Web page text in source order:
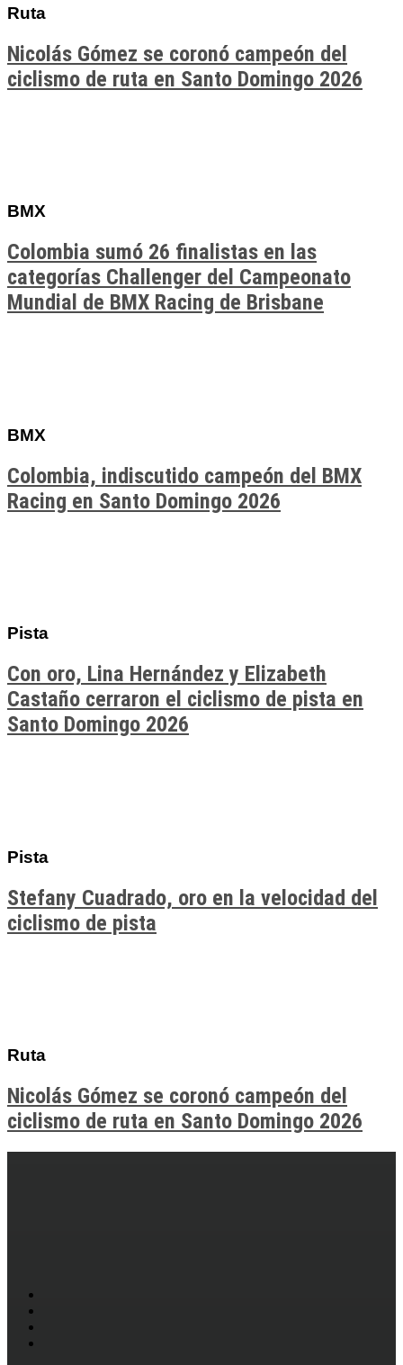
Ruta
Nicolás Gómez se coronó campeón del
ciclismo de ruta en Santo Domingo 2026
BMX
Colombia sumó 26 finalistas en las
categorías Challenger del Campeonato
Mundial de BMX Racing de Brisbane
BMX
Colombia, indiscutido campeón del BMX
Racing en Santo Domingo 2026
Pista
Con oro, Lina Hernández y Elizabeth
Castaño cerraron el ciclismo de pista en
Santo Domingo 2026
Pista
Stefany Cuadrado, oro en la velocidad del
ciclismo de pista
Ruta
Nicolás Gómez se coronó campeón del
ciclismo de ruta en Santo Domingo 2026